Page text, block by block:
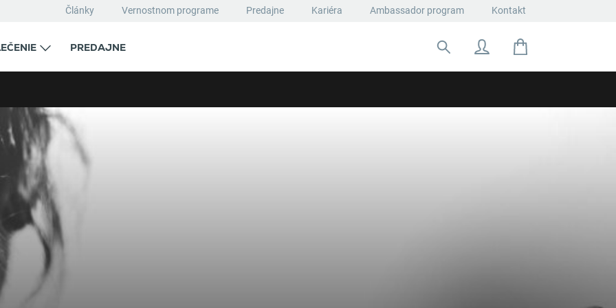
Články Vernostnom programe Predajne Kariéra Ambassador program Kontakt
PREDAJNE
Hľadať: